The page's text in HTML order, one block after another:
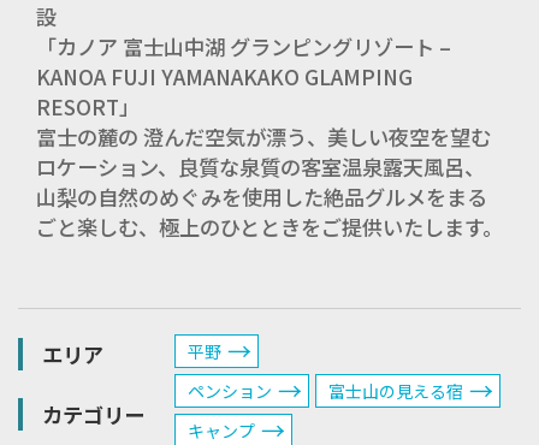
設
「カノア 富士山中湖 グランピングリゾート –
KANOA FUJI YAMANAKAKO GLAMPING
RESORT」
富士の麓の 澄んだ空気が漂う、美しい夜空を望む
ロケーション、良質な泉質の客室温泉露天風呂、
山梨の自然のめぐみを使用した絶品グルメをまる
ごと楽しむ、極上のひとときをご提供いたします。
エリア 平野
カテゴリー
ペンション
富士山の見える宿
キャンプ